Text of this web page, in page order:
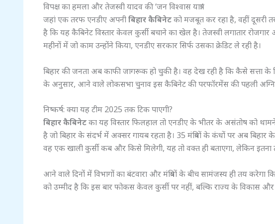
विपक्ष का हमला और तेजस्वी यादव की ‘जन विश्वास यात्रा’
जहां एक तरफ एनडीए अपनीबिहार कैबिनेटको मजबूत कर रहा है, वहीं दूसरी
है कि यह कैबिनेट विस्तार केवल कुर्सी बचाने का खेल है। तेजस्वी लगातार
महीनों में जो काम उन्होंने किया, एनडीए सरकार सिर्फ उसका क्रेडिट ले रही है।
बिहार की जनता अब काफी जागरूक हो चुकी है। वह देख रही है कि कैसे सत्ता
के अनुसार, आने वाले लोकसभा चुनाव इस कैबिनेट की परफॉरमेंस की पहली
निष्कर्ष: क्या यह टीम 2025 तक टिक पाएगी?
बिहार कैबिनेटका यह विस्तार फिलहाल तो एनडीए के भीतर के असंतोष को
है जो बिहार के संदर्भ में अक्सर गायब रहता है। 35 मंत्रियों के कंधों पर अब बिहार
वह एक खाली कुर्सी कब और किसे मिलेगी, यह तो वक्त ही बताएगा, लेकिन इतना
आने वाले दिनों में विभागों का बंटवारा और मंत्रियों के बीच सामंजस्य ही तय करेगा
को उम्मीद है कि इस बार फोकस केवल कुर्सी पर नहीं, बल्कि राज्य के विकास